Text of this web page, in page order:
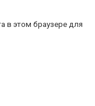
в этом браузере для